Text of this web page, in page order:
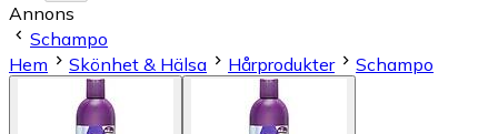
Annons
Schampo
Hem
Skönhet & Hälsa Hårprodukter Schampo